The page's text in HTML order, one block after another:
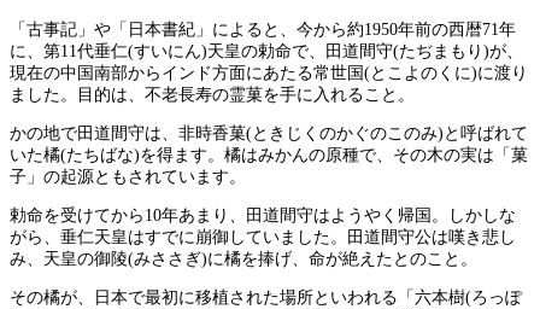
「古事記」や「日本書紀」によると、今から約1950年前の西暦71年
に、第11代垂仁(すいにん)天皇の勅命で、田道間守(たぢまもり)が、
現在の中国南部からインド方面にあたる常世国(とこよのくに)に渡り
ました。目的は、不老長寿の霊菓を手に入れること。
かの地で田道間守は、非時香菓(ときじくのかぐのこのみ)と呼ばれて
いた橘(たちばな)を得ます。橘はみかんの原種で、その木の実は「菓
子」の起源ともされています。
勅命を受けてから10年あまり、田道間守はようやく帰国。しかしな
がら、垂仁天皇はすでに崩御していました。田道間守公は嘆き悲し
み、天皇の御陵(みささぎ)に橘を捧げ、命が絶えたとのこと。
その橘が、日本で最初に移植された場所といわれる「六本樹(ろっぽ